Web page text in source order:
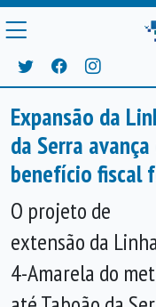
Expansão da
da Serra
benefício fiscal
O projeto de
extensão da
4-Amarela do